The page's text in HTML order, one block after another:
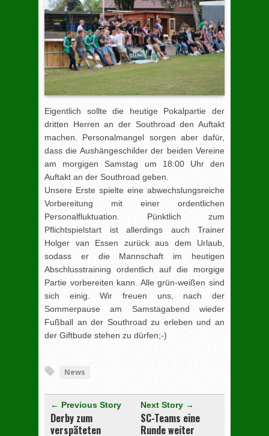
Eigentlich sollte die heutige Pokalpartie der
dritten Herren an der Southroad den Auftakt
machen. Personalmangel sorgen aber dafür,
dass die Aushängeschilder der beiden Vereine
am morgigen Samstag um 18:00 Uhr den
Auftakt an der Southroad geben.
Unsere Erste spielte eine abwechslungsreiche
Vorbereitung mit einer ordentlichen
Personalfluktuation. Pünktlich zum
Pflichtspielstart ist allerdings auch Trainer
Holger van Essen zurück aus dem Urlaub,
sodass er die Mannschaft im heutigen
Abschlusstraining ordentlich auf die morgige
Partie vorbereiten kann. Alle grün-weißen sind
sich einig. Wir freuen uns, nach der
Sommerpause am Samstagabend wieder
Fußball an der Southroad zu erleben und an
der Giftbude stehen zu dürfen;-)
News
← Previous Story
Derby zum
verspäteten
Next Story →
SC-Teams eine
Runde weiter